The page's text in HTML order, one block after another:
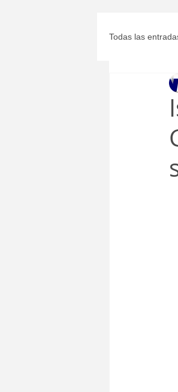
Todas las
Michoacán